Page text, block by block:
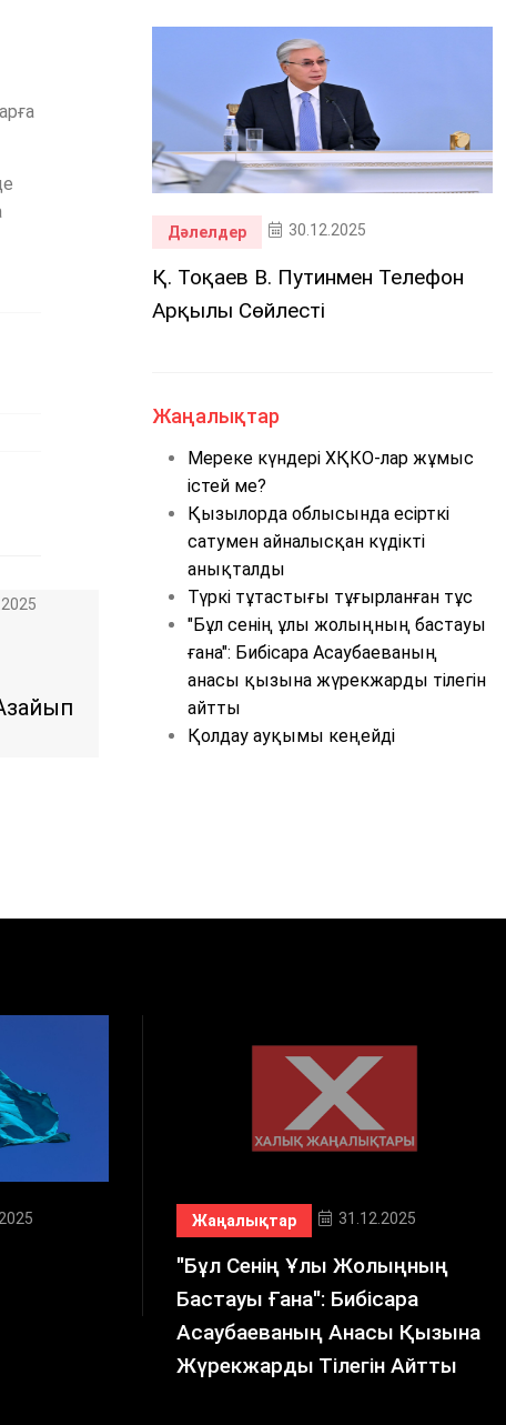
Дәлелдер 30.12.2025
Қ. Тоқаев В. Путинмен Телефон
Арқылы Сөйлесті
Жаңалықтар
Мереке күндері ХҚКО-лар жұмыс
істей ме?
Қызылорда облысында есірткі
сатумен айналысқан күдікті
анықталды
Түркі тұтастығы тұғырланған тұс
"Бұл сенің ұлы жолыңның бастауы
ғана": Бибісара Асаубаеваның
анасы қызына жүрекжарды тілегін
айтты
Қолдау ауқымы кеңейді
Жаңалықтар 31.12.2025
"Бұл Сенің Ұлы Жолыңның
Бастауы Ғана": Бибісара
Асаубаеваның Анасы Қызына
Жүрекжарды Тілегін Айтты